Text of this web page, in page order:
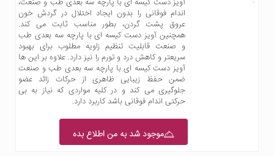
آویز دست کیسه ای با پارچه سه بعدی طب و صنعت،
اندام فوقانی را بدون ایجاد اختلال در گردش خون
عروق پشت گردن، بطور مناسب ثابت می کند.
همچنین آویز دست کیسه ای با پارچه سه بعدی طب
و صنعت قابلیت تنظیم زاویه مطلوب برای بهبود
سریعتر و کاهش درد و تورم را نیز دارد. علاوه بر این ها
آویز دست کیسه ای با پارچه سه بعدی طب و صنعت
ضمن حفظ زیبایی ظاهری از حرکات زائد عضو
جلوگیری می کند و در کلیه مواردی که نیاز به بی
حرکتی اندام فوقانی باشد کاربرد دارد.
موجود شد به من اطلاع بده